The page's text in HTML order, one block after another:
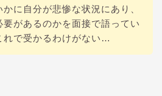
に自分が悲惨な状況にあり、
要があるのかを面接で語ってい
れで受かるわけがない…